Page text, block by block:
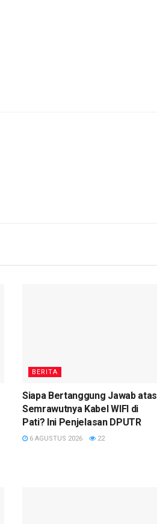
BERITA
Siapa Bertanggung Jawab atas
Semrawutnya Kabel WIFI di
Pati? Ini Penjelasan DPUTR
6 AGUSTUS 2026 22